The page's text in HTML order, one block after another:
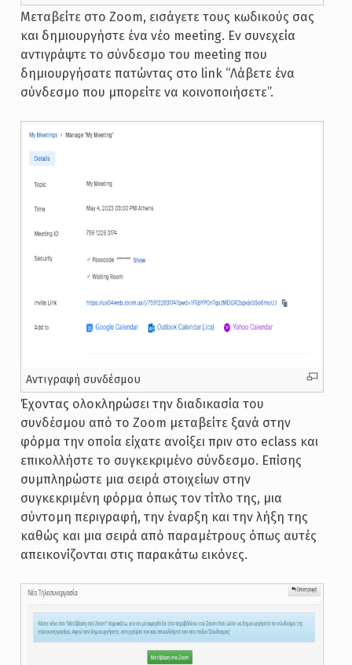
Μεταβείτε στο Zoom, εισάγετε τους κωδικούς σας
και δημιουργήστε ένα νέο meeting. Εν συνεχεία
αντιγράψτε το σύνδεσμο του meeting που
δημιουργήσατε πατώντας στο link “Λάβετε ένα
σύνδεσμο που μπορείτε να κοινοποιήσετε”.
Αντιγραφή συνδέσμου
Έχοντας ολοκληρώσει την διαδικασία του
συνδέσμου από το Zoom μεταβείτε ξανά στην
φόρμα την οποία είχατε ανοίξει πριν στο eclass και
επικολλήστε το συγκεκριμένο σύνδεσμο. Επίσης
συμπληρώστε μια σειρά στοιχείων στην
συγκεκριμένη φόρμα όπως τον τίτλο της, μια
σύντομη περιγραφή, την έναρξη και την λήξη της
καθώς και μια σειρά από παραμέτρους όπως αυτές
απεικονίζονται στις παρακάτω εικόνες.